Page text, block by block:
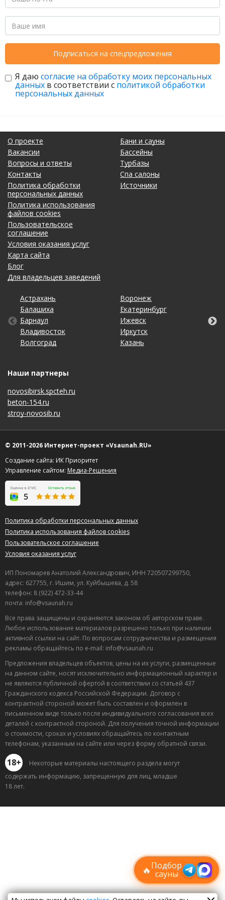
Подписаться на спецпредложения
Я даю согласие на обработку моих персональных
данных в соответствии с политикой обработки
персональных данных
О проекте
Вакансии
Вопросы и ответы
Контакты
Политика обработки
персональных данных
Политика использования
файлов cookies
Пользовательское
соглашение
Условия оказания услуг
Карта сайта
Блог
Для владельцев заведений
Бани и сауны
Бассейны
Турбазы
Спа салоны
Источники
Астрахань
Балашиха
Барнаул
Владивосток
Волгоград
Воронеж
Екатеринбург
Ижевск
Иркутск
Казань
Калининград
Кемерово
Киров
Краснодар
Красноярск
Липецк
Махачкала
Москва
Набережные Челны
Нижний Новгород
Омск
Оренбург
Пенза
Пермь
Ростов-на-Дону
Рязань
Самара
Санкт-Петербург
Саратов
Ставрополь
Тольятти
Томск
Тула
Тюмень
Ульяновск
Уфа
Хабаровск
Чебоксары
Челябинск
Ярославль
Наши партнеры
novosibirsk.spcteh.ru
beton-154.ru
stroy-novosib.ru
© 2011-2026 Интернет-проект «Vsaunah.RU»
Создание сайта: ИК Приоритет
Управление сайтом: Медиа-Решения
Политика обработки персональных данных
Политика использования файлов cookies
Пользовательское соглашение
Условия оказания услуг
ИП Пономарев Анатолий Александрович, ИНН 720507299750,
адрес: 627755, г. Ишим, ул. Куйбышева, д. 58
телефон: 8 (922) 472-33-44
почта: info@vsaunah.ru
Все права защищены и охраняются законом об авторском праве.
Любое использование материалов разрешено только при наличии
активной ссылки на сайт. По вопросам сотрудничества и размещения
рекламы обращайтесь по e-mail: info@vsaunah.ru
Предложения владельцев объектов, цены на их услуги, размещенные
на данном сайте, носят исключительно информационный характер и
не являются публичной офертой в соответствии со статьей 437
Гражданского кодекса Российской Федерации. Договор с
контрактной стороной может быть составлен и оформлен в
письменном виде только после индивидуального согласования всех
деталей с контрактной стороной. Для получения точной информации
о стоимости, сроках и условиях обращайтесь по контактным
телефонам, указанным на сайте или через форму обратной связи.
18+
Некоторые материалы настоящего раздела могут
содержать информацию, запрещенную для лиц, младше
18 лет.
🔥Подбор
сауны
Подписывайтесь в Telegram или MAX —
пришлём свежие скидки